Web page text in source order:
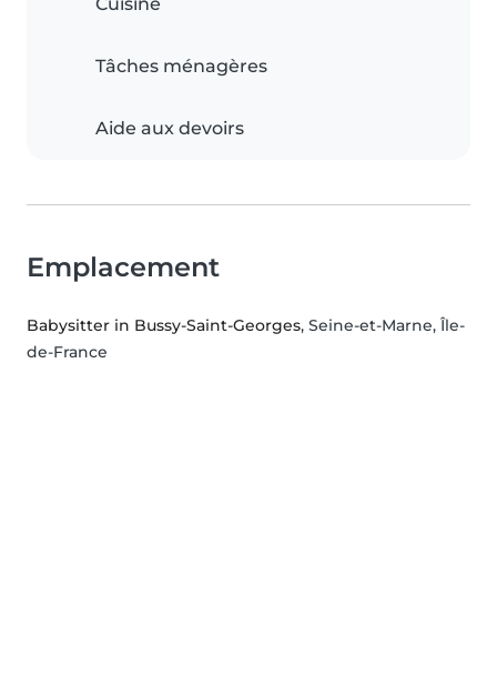
Tâches ménagères
Aide aux devoirs
Emplacement
Babysitter in Bussy-Saint-Georges, Seine-et-Marne, Île-
de-France